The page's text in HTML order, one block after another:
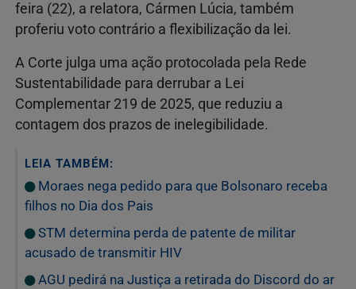
feira (22), a relatora, Cármen Lúcia, também
proferiu voto contrário a flexibilização da lei.
A Corte julga uma ação protocolada pela Rede
Sustentabilidade para derrubar a Lei
Complementar 219 de 2025, que reduziu a
contagem dos prazos de inelegibilidade.
LEIA TAMBÉM:
Moraes nega pedido para que Bolsonaro receba
filhos no Dia dos Pais
STM determina perda de patente de militar
acusado de transmitir HIV
AGU pedirá na Justiça a retirada do Discord do ar